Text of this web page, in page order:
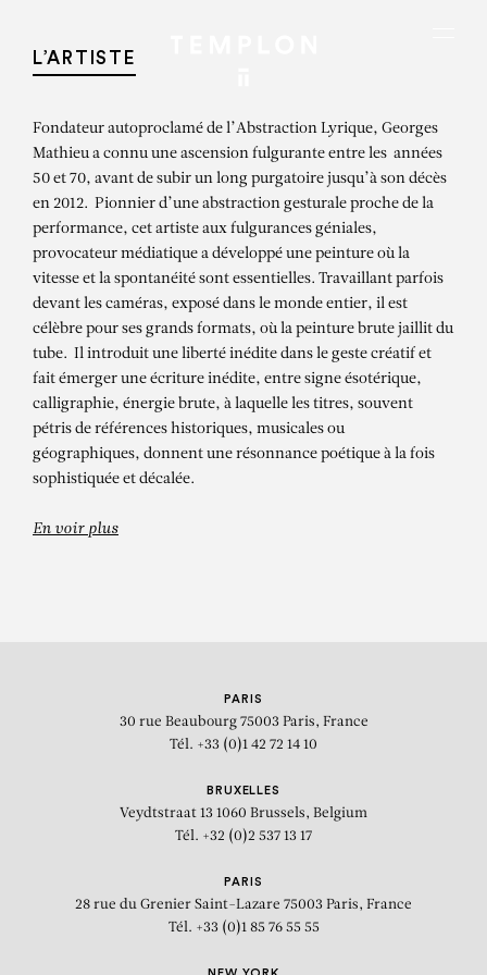
L’ARTISTE
Fondateur autoproclamé de l’Abstraction Lyrique, Georges
Mathieu a connu une ascension fulgurante entre les années
50 et 70, avant de subir un long purgatoire jusqu’à son décès
en 2012. Pionnier d’une abstraction gesturale proche de la
performance, cet artiste aux fulgurances géniales,
provocateur médiatique a développé une peinture où la
vitesse et la spontanéité sont essentielles. Travaillant parfois
devant les caméras, exposé dans le monde entier, il est
célèbre pour ses grands formats, où la peinture brute jaillit du
tube. Il introduit une liberté inédite dans le geste créatif et
fait émerger une écriture inédite, entre signe ésotérique,
calligraphie, énergie brute, à laquelle les titres, souvent
pétris de références historiques, musicales ou
géographiques, donnent une résonnance poétique à la fois
sophistiquée et décalée.
En voir plus
PARIS
30 rue Beaubourg 75003 Paris, France
Tél. +33 (0)1 42 72 14 10
BRUXELLES
Veydtstraat 13 1060 Brussels, Belgium
Tél. +32 (0)2 537 13 17
PARIS
28 rue du Grenier Saint-Lazare 75003 Paris, France
Tél. +33 (0)1 85 76 55 55